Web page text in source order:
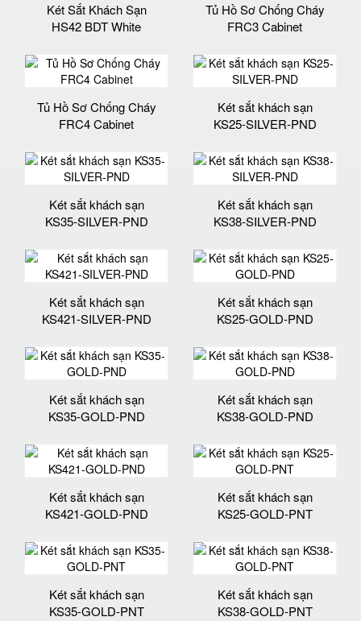
Két Sắt Khách Sạn
HS42 BDT White
Tủ Hồ Sơ Chống Cháy
FRC3 Cabinet
Tủ Hồ Sơ Chống Cháy
FRC4 Cabinet
Két sắt khách sạn
KS25-SILVER-PND
Két sắt khách sạn
KS35-SILVER-PND
Két sắt khách sạn
KS38-SILVER-PND
Két sắt khách sạn
KS421-SILVER-PND
Két sắt khách sạn
KS25-GOLD-PND
Két sắt khách sạn
KS35-GOLD-PND
Két sắt khách sạn
KS38-GOLD-PND
Két sắt khách sạn
KS421-GOLD-PND
Két sắt khách sạn
KS25-GOLD-PNT
Két sắt khách sạn
KS35-GOLD-PNT
Két sắt khách sạn
KS38-GOLD-PNT